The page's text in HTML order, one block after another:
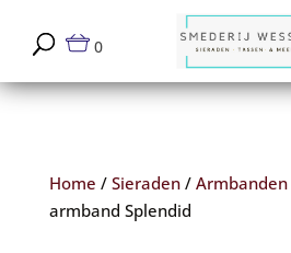
0
Home / Sieraden/ Armbanden
armband Splendid